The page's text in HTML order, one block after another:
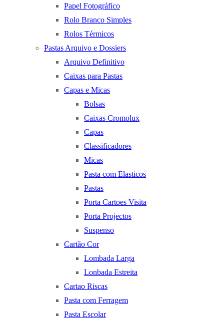
Papel Fotográfico
Rolo Branco Simples
Rolos Térmicos
Pastas Arquivo e Dossiers
Arquivo Definitivo
Caixas para Pastas
Capas e Micas
Bolsas
Caixas Cromolux
Capas
Classificadores
Micas
Pasta com Elasticos
Pastas
Porta Cartoes Visita
Porta Projectos
Suspenso
Cartão Cor
Lombada Larga
Lonbada Estreita
Cartao Riscas
Pasta com Ferragem
Pasta Escolar